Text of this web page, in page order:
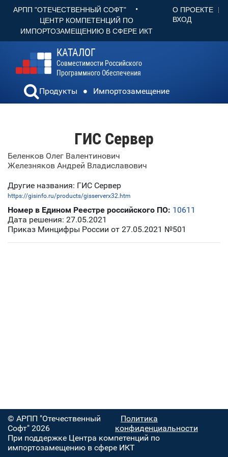
АРПП "ОТЕЧЕСТВЕННЫЙ СОФТ" •
ЦЕНТР КОМПЕТЕНЦИЙ ПО
ИМПОРТОЗАМЕЩЕНИЮ В СФЕРЕ ИКТ
О ПРОЕКТЕ
ВХОД
КАТАЛОГ
Совместимости Российского
Программного Обеспечения
Продукты Импортозамещение
ГИС Сервер
Беленков Олег Валентинович
Железняков Андрей Владиславович
Другие названия: ГИС Сервер
https://gisinfo.ru/products/gisserverx32.htm
Номер в Едином Реестре российского ПО: 10611
Дата решения: 27.05.2021
Приказ Минцифры России от 27.05.2021 №501
© АРПП "Отечественный
Софт" 2026
Политика
конфиденциальности
При поддержке Центра компетенций по
импортозамещению в сфере ИКТ